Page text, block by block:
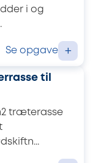
i og
Se opgave +
til
træterasse